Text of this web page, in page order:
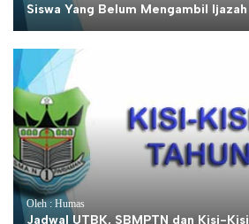
Siswa Yang Belum Mengambil Ijazah
Oleh : Humas
Jadwal UTBK, SBMPTN dan Kisi-Kisi